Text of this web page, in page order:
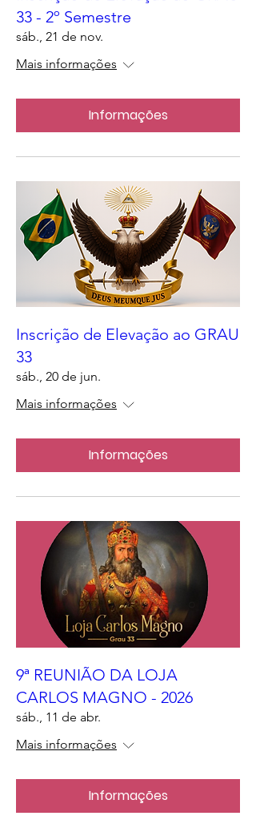
33 - 2º Semestre
sáb., 21 de nov.
Mais informações
Informações
Inscrição de Elevação ao GRAU
33
sáb., 20 de jun.
Mais informações
Informações
9ª REUNIÃO DA LOJA
CARLOS MAGNO - 2026
sáb., 11 de abr.
Mais informações
Informações